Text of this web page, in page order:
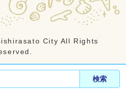
検索
City All Rights